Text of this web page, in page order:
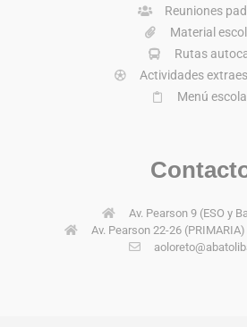
Reuniones
Material
Rutas
Actividades
Menú
Av. Pearson 9 (ESO y
Av. Pearson 22-26 (PRIMARIA)